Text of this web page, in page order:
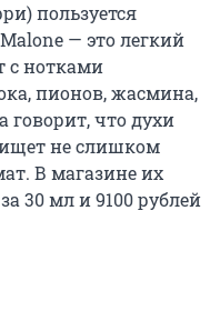
пользуется
— это легкий
с нотками
пионов, жасмина,
говорит, что духи
не слишком
В магазине их
30 мл и 9100 рублей